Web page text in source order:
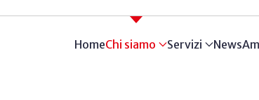
HomeChi siamo Servizi News